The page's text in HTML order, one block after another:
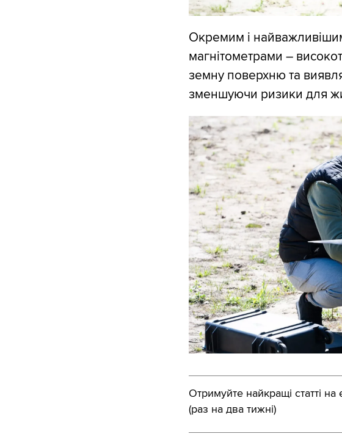
Окремим і
магнітометрами –
земну поверхню та
зменшуючи ризики для
Отримуйте найкращі статті на
(раз на два тижні)